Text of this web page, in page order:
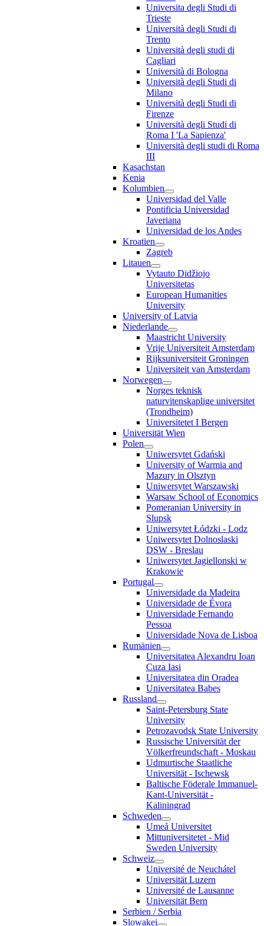
Universita degli Studi di
Trieste
Università degli Studi di
Trento
Università degli studi di
Cagliari
Università di Bologna
Università degli Studi di
Milano
Università degli Studi di
Firenze
Università degli Studi di
Roma I 'La Sapienza'
Università degli studi di Roma
III
Kasachstan
Kenia
Kolumbien
Universidad del Valle
Pontificia Universidad
Javeriana
Universidad de los Andes
Kroatien
Zagreb
Litauen
Vytauto Didžiojo
Universitetas
European Humanities
University
University of Latvia
Niederlande
Maastricht University
Vrije Universiteit Amsterdam
Rijksuniversiteit Groningen
Universiteit van Amsterdam
Norwegen
Norges teknisk
naturvitenskaplige universitet
(Trondheim)
Universitetet I Bergen
Universität Wien
Polen
Uniwersytet Gdański
University of Warmia and
Mazury in Olsztyn
Uniwersytet Warszawski
Warsaw School of Economics
Pomeranian University in
Slupsk
Uniwersytet Łódzki - Lodz
Uniwersytet Dolnoslaski
DSW - Breslau
Uniwersytet Jagiellonski w
Krakowie
Portugal
Universidade da Madeira
Universidade de Évora
Universidade Fernando
Pessoa
Universidade Nova de Lisboa
Rumänien
Universitatea Alexandru Ioan
Cuza Iasi
Universitatea din Oradea
Universitatea Babes
Russland
Saint-Petersburg State
University
Petrozavodsk State University
Russische Universität der
Völkerfreundschaft - Moskau
Udmurtische Staatliche
Universität - Ischewsk
Baltische Föderale Immanuel-
Kant-Universität -
Kaliningrad
Schweden
Umeå Universitet
Mittuniversitetet - Mid
Sweden University
Schweiz
Université de Neuchátel
Universität Luzern
Université de Lausanne
Universität Bern
Serbien / Serbia
Slowakei